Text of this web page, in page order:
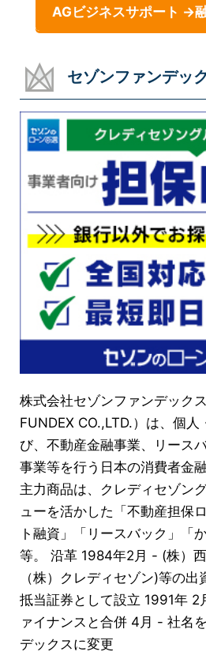
AGビジネスサポート →
セゾンファンデッ
株式会社セゾンファンデック
FUNDEX CO.,LTD.）は、個人
び、不動産金融事業、リース
事業等を行う日本の消費者金
主力商品は、クレディセゾン
ューを活かした「不動産担保
ト融資」「リースバック」「
等。 沿革 1984年2月 - (株）
（株）クレディセゾン)等の
抵当証券として設立 1991年 2
ァイナンスと合併 4月 - 社名
デックスに変更